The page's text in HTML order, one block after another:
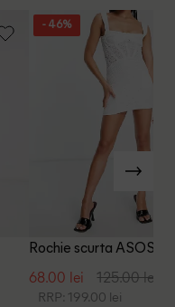
- 46%
Rochie scurta ASOS,
68.00 lei 125.00 lei
RRP: 199.00 lei